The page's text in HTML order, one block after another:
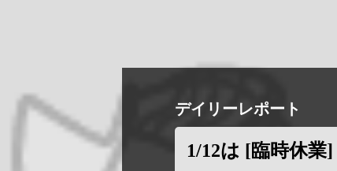
デイリーレポート
1/12は [臨時休業]